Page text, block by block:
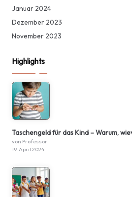
Januar 2024
Dezember 2023
November 2023
Highlights
Taschengeld für das Kind – Warum,
von Professor
19. April 2024